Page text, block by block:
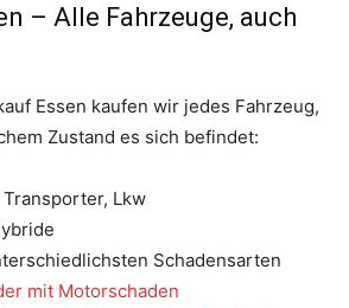
– Alle Fahrzeuge, auch
Essen kaufen wir jedes Fahrzeug,
Zustand es sich befindet:
Lkw
Schadensarten
mit Motorschaden